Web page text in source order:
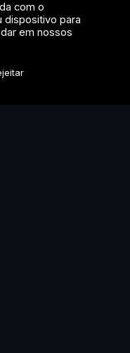
com alta
o valor
Mas o
com o
dispositivo para
em nossos